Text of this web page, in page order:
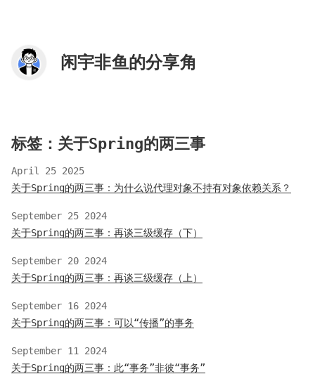
闲宇非鱼的分享角
标签：关于Spring的两三事
April 25 2025
关于Spring的两三事：为什么说代理对象不持有对象依赖关系？
September 25 2024
关于Spring的两三事：再谈三级缓存（下）
September 20 2024
关于Spring的两三事：再谈三级缓存（上）
September 16 2024
关于Spring的两三事：可以“传播”的事务
September 11 2024
关于Spring的两三事：此“事务”非彼“事务”